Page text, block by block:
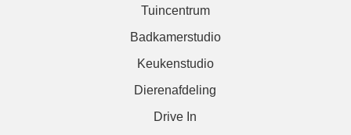
Tuincentrum
Badkamerstudio
Keukenstudio
Dierenafdeling
Drive In